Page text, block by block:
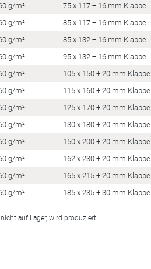
g/m² 75 x 117 + 16 mm Klappe
g/m² 85 x 117 + 16 mm Klappe
g/m² 85 x 132 + 16 mm Klappe
g/m² 95 x 132 + 16 mm Klappe
g/m² 105 x 150 + 20 mm Klappe
g/m² 115 x 160 + 20 mm Klappe
g/m² 125 x 170 + 20 mm Klappe
g/m² 130 x 180 + 20 mm Klappe
g/m² 150 x 200 + 20 mm Klappe
g/m² 162 x 230 + 20 mm Klappe
g/m² 165 x 215 + 20 mm Klappe
g/m² 185 x 235 + 30 mm Klappe
auf Lager, wird produziert